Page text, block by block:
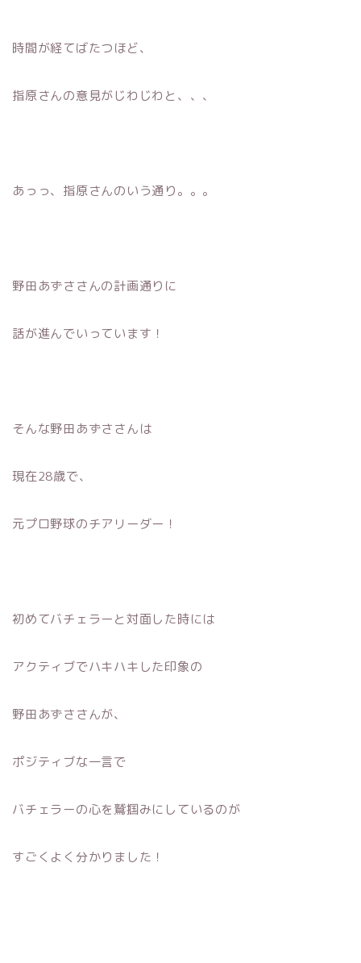
時間が経てばたつほど、
指原さんの意見がじわじわと、、、
あっっ、指原さんのいう通り。。。
野田あずささんの計画通りに
話が進んでいっています！
そんな野田あずささんは
現在28歳で、
元プロ野球のチアリーダー！
初めてバチェラーと対面した時には
アクティブでハキハキした印象の
野田あずささんが、
ポジティブな一言で
バチェラーの心を鷲掴みにしているのが
すごくよく分かりました！